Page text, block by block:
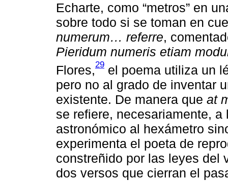
Echarte, como “metros” en
sobre todo si se toman en
numerum… referre,
Pieridum numeris etiam
Flores,29 el poema utiliza un
pero no al grado de inventar
existente. De manera que at
se refiere, necesariamente,
astronómico al hexámetro
experimenta el poeta de
constreñido por las leyes del
dos versos que cierran el